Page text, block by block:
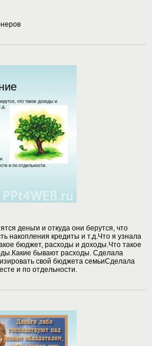
деньги и откуда они берутся, что
накопления кредиты и т.д.Что я узнала
бюджет, расходы и доходы.Что такое
бывают расходы. Сделала
свой бюджета семьиСделала
и по отдельности.